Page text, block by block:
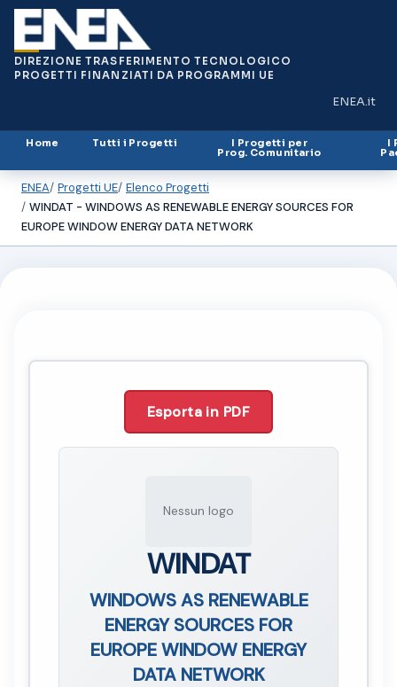
DIREZIONE TRASFERIMENTO TECNOLOGICO
PROGETTI FINANZIATI DA PROGRAMMI UE
ENEA.it
(si apre in
Home Tutti i Progetti I Progetti per
Prog. Comunitario
I
ENEA Progetti UE Elenco Progetti
WINDAT - WINDOWS AS RENEWABLE ENERGY SOURCES FOR
EUROPE WINDOW ENERGY DATA NETWORK
Esporta in PDF
Nessun logo
WINDAT
WINDOWS AS RENEWABLE
ENERGY SOURCES FOR
EUROPE WINDOW ENERGY
DATA NETWORK